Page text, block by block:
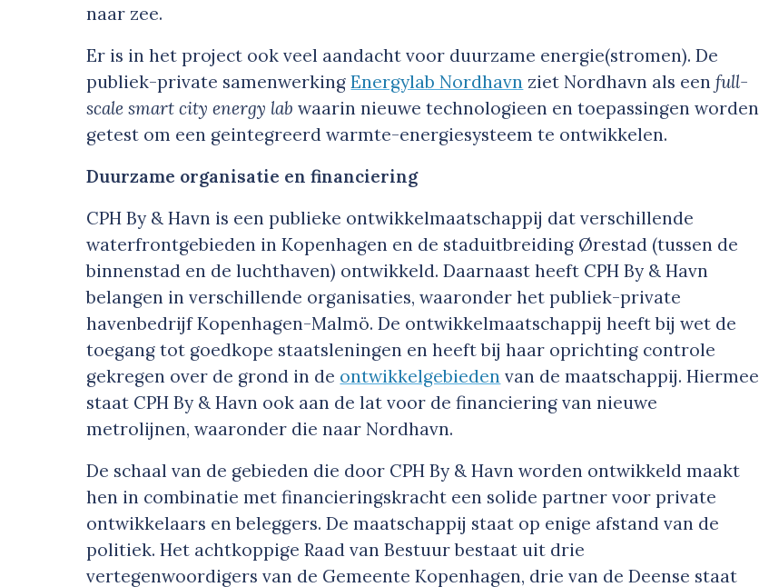
naar zee.
Er is in het project ook veel aandacht voor duurzame energie(stromen). De
publiek-private samenwerkingEnergylab Nordhavn ziet Nordhavn als eenfull-
scale smart city energy labwaarin nieuwe technologieen en toepassingen worden
getest om een geintegreerd warmte-energiesysteem te ontwikkelen.
Duurzame organisatie en financiering
CPH By & Havn is een publieke ontwikkelmaatschappij dat verschillende
waterfrontgebieden in Kopenhagen en de staduitbreiding Ørestad (tussen de
binnenstad en de luchthaven) ontwikkeld. Daarnaast heeft CPH By & Havn
belangen in verschillende organisaties, waaronder het publiek-private
havenbedrijf Kopenhagen-Malmö. De ontwikkelmaatschappij heeft bij wet de
toegang tot goedkope staatsleningen en heeft bij haar oprichting controle
gekregen over de grond in de ontwikkelgebieden van de maatschappij. Hiermee
staat CPH By & Havn ook aan de lat voor de financiering van nieuwe
metrolijnen, waaronder die naar Nordhavn.
De schaal van de gebieden die door CPH By & Havn worden ontwikkeld maakt
hen in combinatie met financieringskracht een solide partner voor private
ontwikkelaars en beleggers. De maatschappij staat op enige afstand van de
politiek. Het achtkoppige Raad van Bestuur bestaat uit drie
vertegenwoordigers van de Gemeente Kopenhagen, drie van de Deense staat